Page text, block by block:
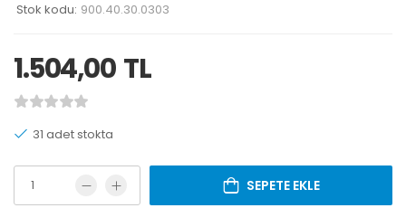
Stok kodu: 900.40.30.0303
1.504,00 TL
31 adet stokta
SEPETE EKLE